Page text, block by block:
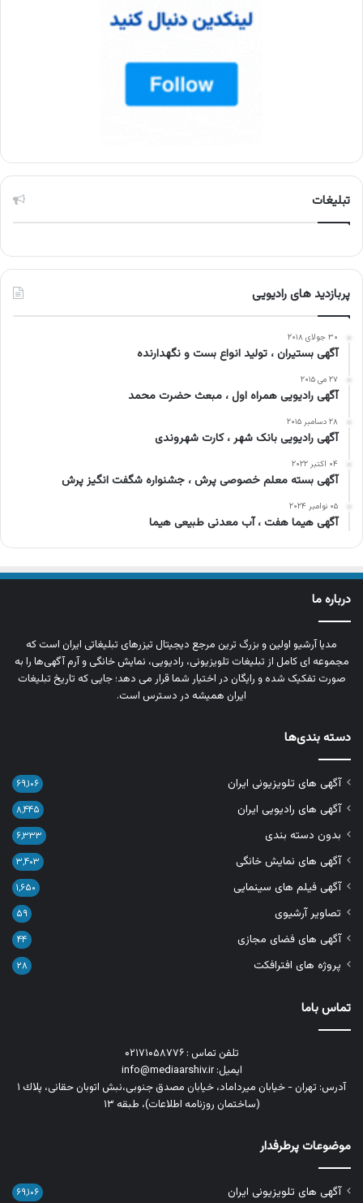
تبلیغات
پربازدید های رادیویی
۳۰ جولای ۲۰۱۸
آگهی بستیران ، تولید انواع بست و نگهدارنده
۲۷ می ۲۰۱۵
آگهی رادیویی همراه اول ، مبعث حضرت محمد
۲۸ دسامبر ۲۰۱۵
آگهی رادیویی بانک شهر ، کارت شهروندی
۰۴ اکتبر ۲۰۲۲
آگهی بسته معلم خصوصی پرش ، جشنواره شگفت انگیز پرش
۰۵ نوامبر ۲۰۲۴
آگهی هیما هفت ، آب معدنی طبیعی هیما
درباره ما
مدیا آرشیو اولین و بزرگ‌ ترین مرجع دیجیتال تیزرهای تبلیغاتی ایران است که
مجموعه‌ ای کامل از تبلیغات تلویزیونی، رادیویی، نمایش خانگی و آرم‌ آگهی‌ها را به‌
صورت تفکیک‌ شده و رایگان در اختیار شما قرار می‌ دهد؛ جایی که تاریخ تبلیغات
ایران همیشه در دسترس است.
دسته بندی‌ها
آگهی های تلویزیونی ایران ۶۹,۱۰۶
آگهی های رادیویی ایران ۸,۴۴۵
بدون دسته بندی ۶,۳۳۳
آگهی های نمایش خانگی ۳,۴۰۳
آگهی فیلم های سینمایی ۱,۶۵۰
تصاویر آرشیوی ۵۹
آگهی های فضای مجازی ۴۴
پروژه های افترافکت ۲۸
تماس باما
تلفن تماس : ۰۲۱۷۱۰۵۸۷۷۶
ایمیل: info@mediaarshiv.ir
آدرس: تهران - خیابان میرداماد، خیابان مصدق جنوبی،نبش اتوبان حقانی، پلاك ١
(ساختمان روزنامه اطلاعات)، طبقه ۱۳
موضوعات پرطرفدار
آگهی های تلویزیونی ایران ۶۹,۱۰۶